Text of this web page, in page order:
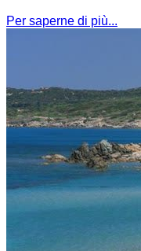
Per saperne di più...